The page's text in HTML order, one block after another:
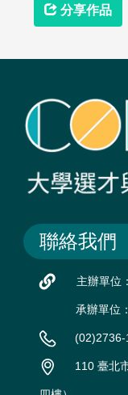
分享作品
聯絡我們
主辦單位
承辦單位
110 臺北